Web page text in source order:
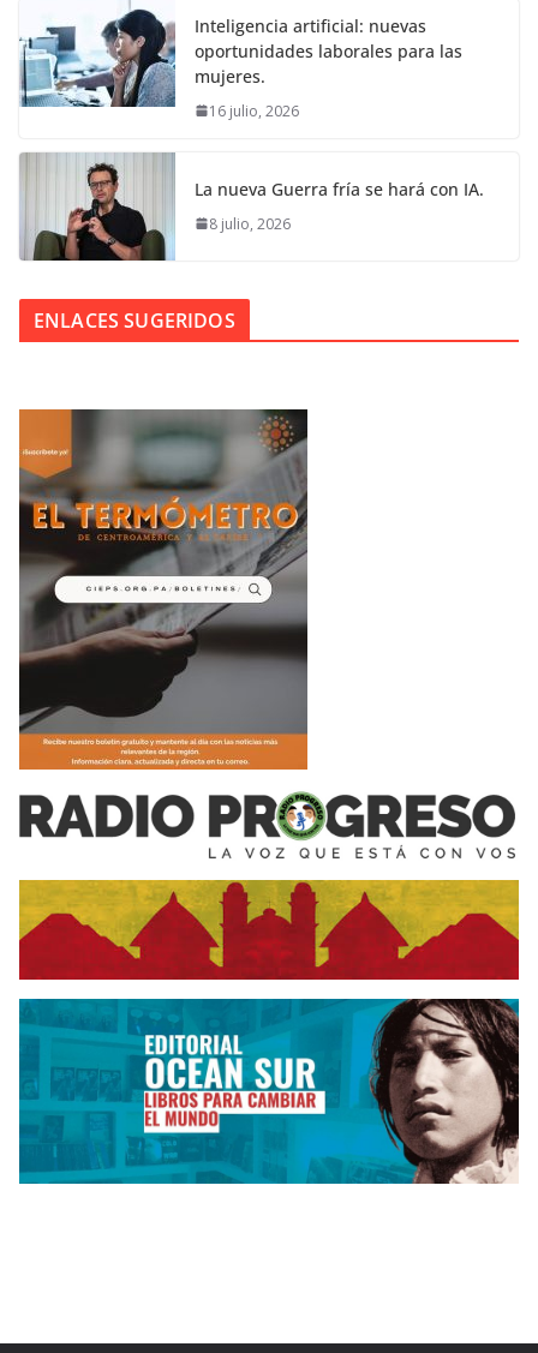
Inteligencia artificial: nuevas
oportunidades laborales para las
mujeres.
16 julio, 2026
La nueva Guerra fría se hará con IA.
8 julio, 2026
ENLACES SUGERIDOS